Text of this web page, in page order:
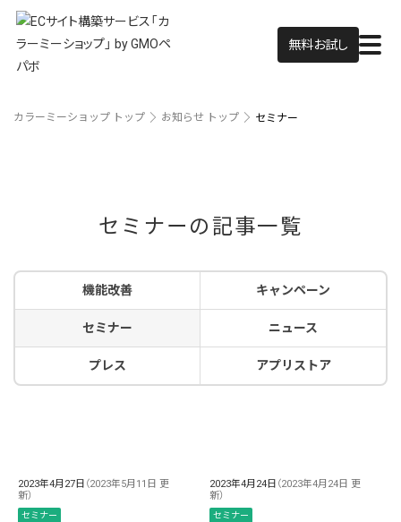
無料お試し
カラーミーショップ トップ お知らせ トップ セミナー
セミナーの記事一覧
機能改善 キャンペーン
セミナー ニュース
プレス アプリストア
2023年4月27日 （2023年5月11日 更
新）
セミナー
2023年4月24日 （2023年4月24日 更
新）
セミナー